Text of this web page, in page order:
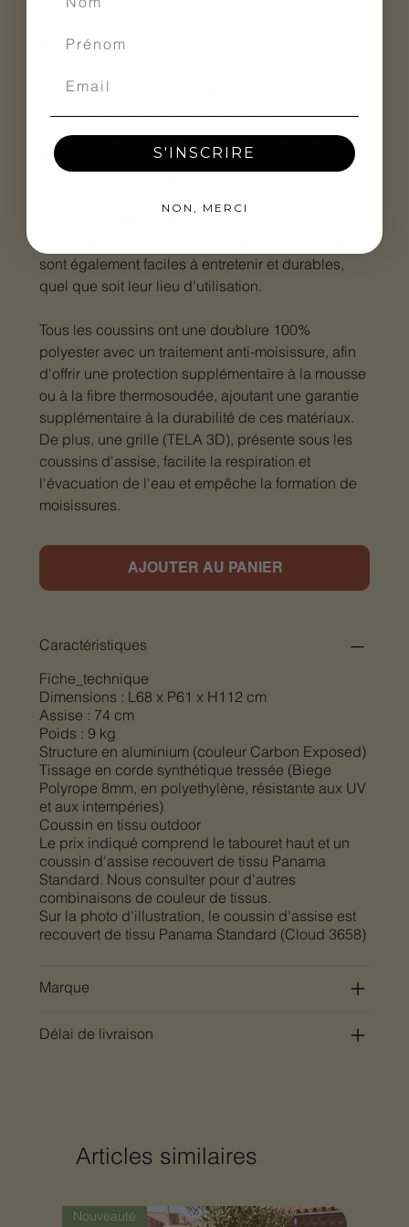
Design.
Les tissus, fournis par les plus prestigieux
Tuvatextil) sont choisis avec une grande attention
aux détails et possèdent de très
bonnes caractéristiques de performance pour
décoloration et à la dégradation par la lumière du
sont également faciles à entretenir et durables,
quel que soit leur lieu d'utilisation.
Tous les coussins ont une doublure 100%
polyester avec un traitement anti-moisissure, afin
d'offrir une protection supplémentaire à la mousse
ou à la fibre thermosoudée, ajoutant une garantie
supplémentaire à la durabilité de ces matériaux.
De plus, une grille (TELA 3D), présente sous les
coussins d'assise, facilite la respiration et
l'évacuation de l'eau et empêche la formation de
moisissures.
AJOUTER AU PANIER
Caractéristiques
Fiche_technique
Dimensions : L68 x P61 x H112 cm
Assise : 74 cm
Poids : 9 kg
Structure en aluminium (couleur Carbon Exposed)
Tissage en corde synthétique tressée (Biege
Polyrope 8mm, en polyethylène, résistante aux UV
et aux intempéries)
Coussin en tissu outdoor
Le prix indiqué comprend le tabouret haut et un
coussin d'assise recouvert de tissu Panama
Standard. Nous consulter pour d'autres
combinaisons de couleur de tissus.
Sur la photo d'illustration, le coussin d'assise est
recouvert de tissu Panama Standard (Cloud 3658)
Marque
Délai de livraison
Articles similaires
Nouveauté
S'INSCRIRE
NON, MERCI